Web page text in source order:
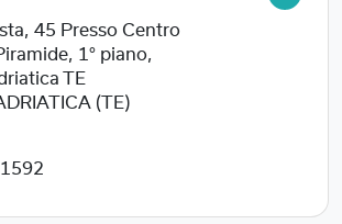
45 Presso Centro
1° piano,
TE
(TE)